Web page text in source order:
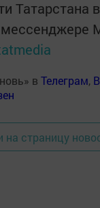
Татарстана в
в Телеграм,
на страницу